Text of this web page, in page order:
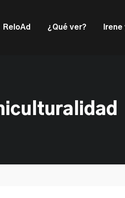
ReloAd ¿Qué ver? Irene
not be visible.